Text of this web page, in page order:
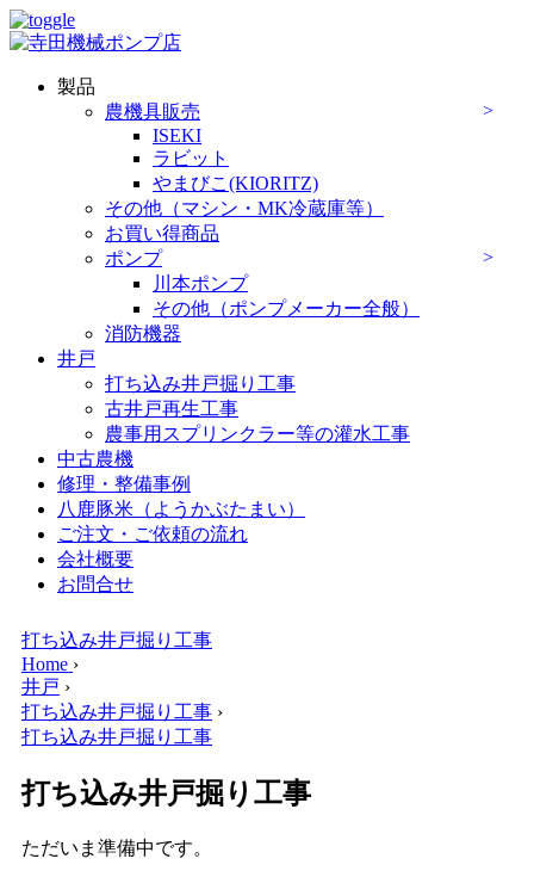
製品
農機具販売
ISEKI
ラビット
やまびこ(KIORITZ)
その他（マシン・MK冷蔵庫等）
お買い得商品
ポンプ
川本ポンプ
その他（ポンプメーカー全般）
消防機器
井戸
打ち込み井戸掘り工事
古井戸再生工事
農事用スプリンクラー等の灌水工事
中古農機
修理・整備事例
八鹿豚米（ようかぶたまい）
ご注文・ご依頼の流れ
会社概要
お問合せ
打ち込み井戸掘り工事
Home ›
井戸 ›
打ち込み井戸掘り工事 ›
打ち込み井戸掘り工事
打ち込み井戸掘り工事
ただいま準備中です。